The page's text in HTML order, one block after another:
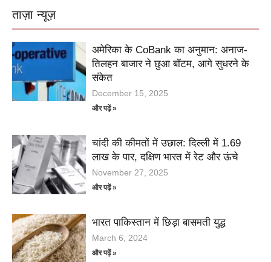
ताज़ा न्यूज़
अमेरिका के CoBank का अनुमान: अनाज-
तिलहन बाजार ने छुआ बॉटम, आगे सुधरने के
संकेत
December 15, 2025
और पढ़ें »
चांदी की कीमतों में उछाल: दिल्ली में 1.69
लाख के पार, दक्षिण भारत में रेट और ऊंचे
November 27, 2025
और पढ़ें »
भारत पाकिस्तान में छिड़ा बासमती युद्ध
March 6, 2024
और पढ़ें »